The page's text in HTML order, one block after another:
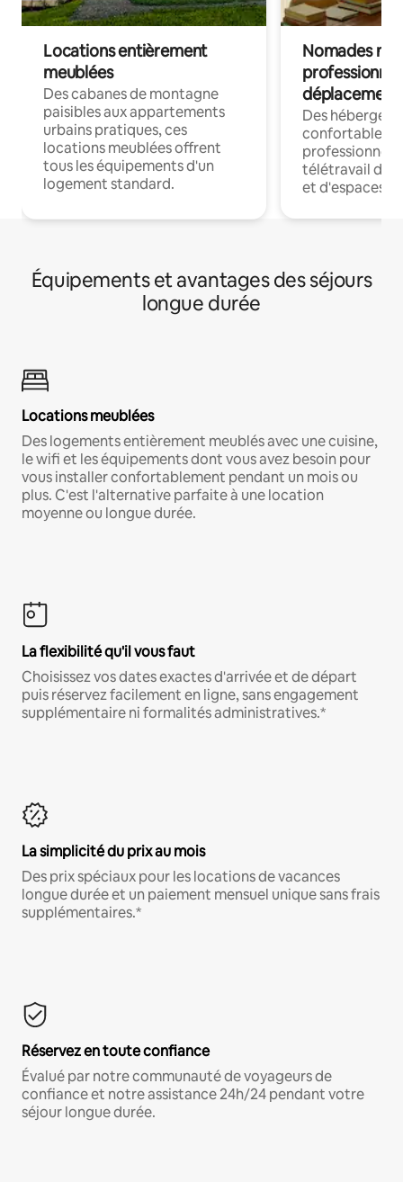
Locations entièrement
meublées
Des cabanes de montagne
paisibles aux appartements
urbains pratiques, ces
locations meublées offrent
tous les équipements d'un
logement standard.
Nomades
déplacement
Des
confortables
professionnels
télétravail
et d'espaces
Équipements et avantages des séjours
longue durée
Locations meublées
Des logements entièrement meublés avec une cuisine,
le wifi et les équipements dont vous avez besoin pour
vous installer confortablement pendant un mois ou
plus. C'est l'alternative parfaite à une location
moyenne ou longue durée.
La flexibilité qu'il vous faut
Choisissez vos dates exactes d'arrivée et de départ
puis réservez facilement en ligne, sans engagement
supplémentaire ni formalités administratives.*
La simplicité du prix au mois
Des prix spéciaux pour les locations de vacances
longue durée et un paiement mensuel unique sans frais
supplémentaires.*
Réservez en toute confiance
Évalué par notre communauté de voyageurs de
confiance et notre assistance 24h/24 pendant votre
séjour longue durée.